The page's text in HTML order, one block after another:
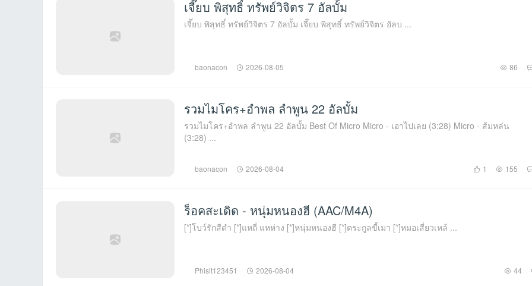
เจี๊ยบ พิสุทธิ์ ทรัพย์วิจิตร 7 อัลบั้ม
เจี๊ยบ พิสุทธิ์ ทรัพย์วิจิตร 7 อัลบั้ม เจี๊ยบ พิสุทธิ์ ทรัพย์วิจิตร อัลบ ...
baonacon 2026-08-05 86
รวมไมโคร+อำพล ลำพูน 22 อัลบั้ม
รวมไมโคร+อำพล ลำพูน 22 อัลบั้ม Best Of Micro Micro - เอาไปเลย (3:28) Micro - ส้มหล่น
(3:28) ...
baonacon 2026-08-04 1 155
ร็อคสะเดิด - หนุ่มหนองฮี (AAC/M4A)
[*]โบว์รักสีดำ [*]แหถี่ แหห่าง [*]หนุ่มหนองฮี [*]ตระกูลขี้เมา [*]หมอเสี่ยวเหล้ ...
Phisit123451 2026-08-04 44